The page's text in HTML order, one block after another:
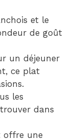
et le
de goût
un déjeuner
ce plat
les
dans
offre une